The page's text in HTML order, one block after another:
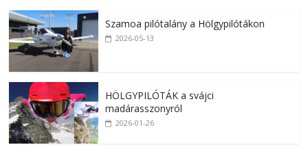
Szamoa pilótalány a Hölgypilótákon
2026-05-13
HÖLGYPILÓTÁK a svájci
madárasszonyról
2026-01-26